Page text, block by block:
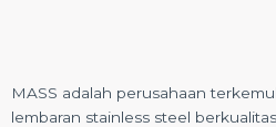
MASS adalah perusahaan
lembaran stainless steel